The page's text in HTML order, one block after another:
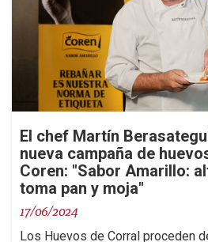
El chef Martín
nueva campaña de
Coren: "Sabor Amarillo:
toma pan y moja"
17/06/2024
Los Huevos de Corral proceden